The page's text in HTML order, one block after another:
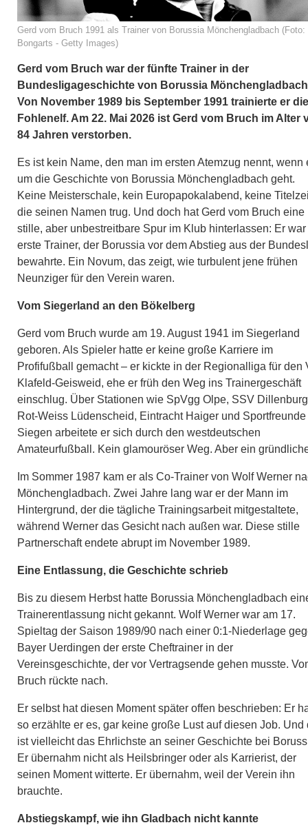
Gerd vom Bruch 1991 als Trainer von Borussia Mönchengladbach (Foto:
Bongarts - Getty Images)
Gerd vom Bruch war der fünfte Trainer in der
Bundesligageschichte von Borussia
Von November 1989 bis September 1991 trainierte er die
Fohlenelf. Am 22. Mai 2026 ist Gerd vom Bruch im Alter
84 Jahren verstorben.
Es ist kein Name, den man im ersten Atemzug nennt, wenn
um die Geschichte von Borussia Mönchengladbach geht.
Keine Meisterschale, kein Europapokalabend, keine
die seinen Namen trug. Und doch hat Gerd vom Bruch eine
stille, aber unbestreitbare Spur im Klub hinterlassen: Er war
erste Trainer, der Borussia vor dem Abstieg aus der
bewahrte. Ein Novum, das zeigt, wie turbulent jene frühen
Neunziger für den Verein waren.
Vom Siegerland an den Bökelberg
Gerd vom Bruch wurde am 19. August 1941 im Siegerland
geboren. Als Spieler hatte er keine große Karriere im
Profifußball gemacht – er kickte in der Regionalliga für den
Klafeld-Geisweid, ehe er früh den Weg ins Trainergeschäft
einschlug. Über Stationen wie SpVgg Olpe, SSV
Rot-Weiss Lüdenscheid, Eintracht Haiger und Sportfreunde
Siegen arbeitete er sich durch den westdeutschen
Amateurfußball. Kein glamouröser Weg. Aber ein
Im Sommer 1987 kam er als Co-Trainer von Wolf Werner
Mönchengladbach. Zwei Jahre lang war er der Mann im
Hintergrund, der die tägliche Trainingsarbeit mitgestaltete,
während Werner das Gesicht nach außen war. Diese stille
Partnerschaft endete abrupt im November 1989.
Eine Entlassung, die Geschichte schrieb
Bis zu diesem Herbst hatte Borussia Mönchengladbach
Trainerentlassung nicht gekannt. Wolf Werner war am 17.
Spieltag der Saison 1989/90 nach einer 0:1-Niederlage
Bayer Uerdingen der erste Cheftrainer in der
Vereinsgeschichte, der vor Vertragsende gehen musste.
Bruch rückte nach.
Er selbst hat diesen Moment später offen beschrieben: Er
so erzählte er es, gar keine große Lust auf diesen Job. Und
ist vielleicht das Ehrlichste an seiner Geschichte bei
Er übernahm nicht als Heilsbringer oder als Karrierist, der
seinen Moment witterte. Er übernahm, weil der Verein ihn
brauchte.
Abstiegskampf, wie ihn Gladbach nicht kannte